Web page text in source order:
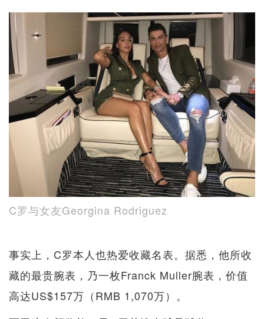
C罗与女友Georgina Rodriguez
事实上，C罗本人也热爱收藏名表。据悉，他所收
藏的最贵腕表，乃一枚Franck Muller腕表，价值
高达US$157万（RMB 1,070万）。